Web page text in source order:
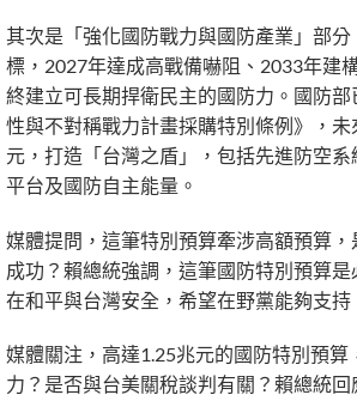
其次是「強化國防戰力與國防產業」部
標，2027年達成高戰備嚇阻、2033年建
終建立可長期捍衛民主的國防力。國防
性與不對稱戰力計畫採購特別條例》，未
元，打造「台灣之盾」，包括先進防空
平台及國防自主能量。
媒體提問，這筆特別預算牽涉高額預算
成功？賴總統強調，這筆國防特別預算
在和平與台灣安全，希望在野黨能夠支持
媒體關注，高達1.25兆元的國防特別預算
力？是否與台美關稅談判有關？賴總統